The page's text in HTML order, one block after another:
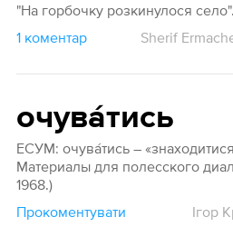
"На горбочку розкинулося село".
1 коментар
Sherif
очува́тись
ЕСУМ: очува́тись –
Материалы для полесского
1968.)
Прокоментувати
Ігор